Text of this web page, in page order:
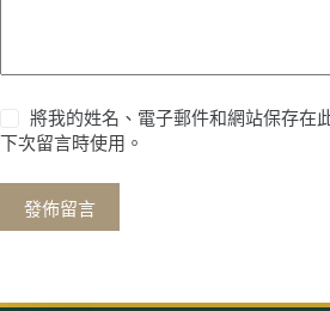
將我的姓名、電子郵件和網站保存在
下次留言時使用。
發佈留言